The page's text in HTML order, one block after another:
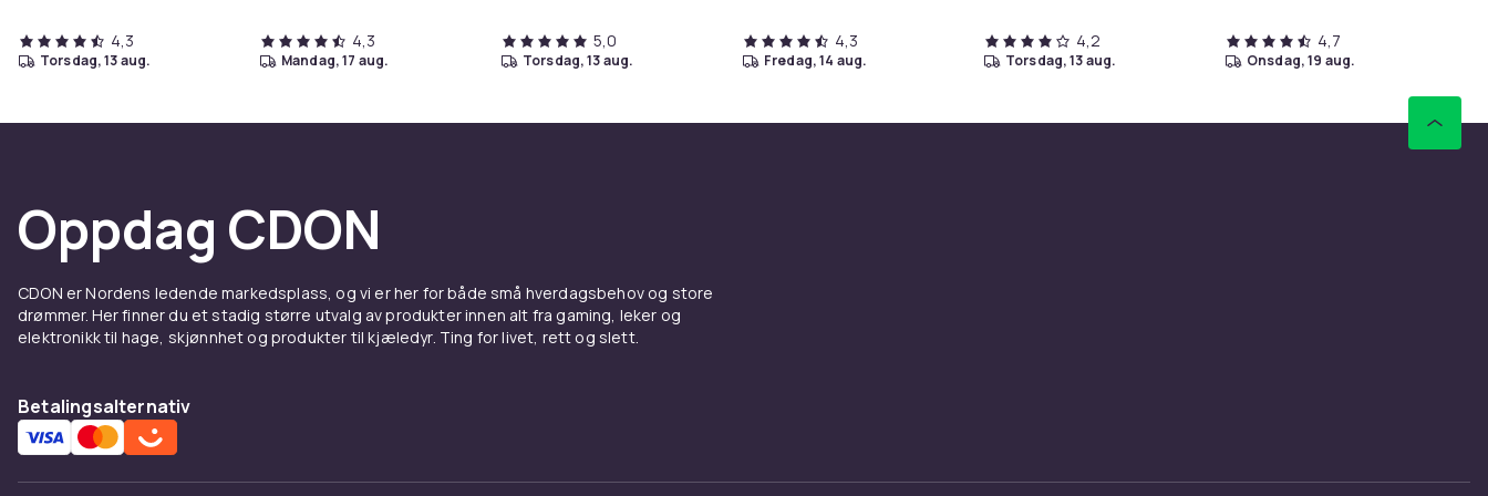
4,3
torsdag, 13 aug.
4,3
mandag, 17 aug.
5,0
torsdag, 13 aug.
4,3
fredag, 14 aug.
4,2
torsdag, 13 aug.
4,7
onsdag, 19 aug.
Oppdag CDON
CDON er Nordens ledende markedsplass, og vi er her for både små hverdagsbehov og store
drømmer. Her finner du et stadig større utvalg av produkter innen alt fra gaming, leker og
elektronikk til hage, skjønnhet og produkter til kjæledyr. Ting for livet, rett og slett.
Betalingsalternativ